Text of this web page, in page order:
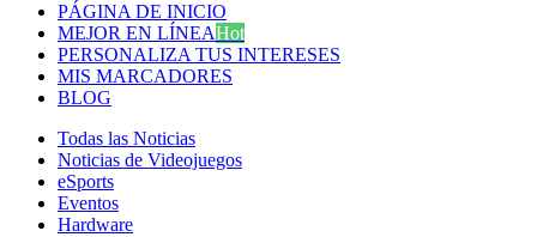
PÁGINA DE INICIO
MEJOR EN LÍNEAHot
PERSONALIZA TUS INTERESES
MIS MARCADORES
BLOG
Todas las Noticias
Noticias de Videojuegos
eSports
Eventos
Hardware